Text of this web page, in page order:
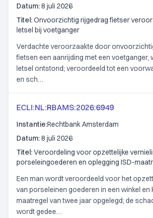
Datum:8 juli 2026
Titel:Onvoorzichtig rijgedrag fietser
letsel bij voetganger
Verdachte veroorzaakte door
fietsen een aanrijding met een voetganger,
letsel ontstond; veroordeeld tot een
en sch…
ECLI:NL:RBAMS:2026:6949
Instantie:Rechtbank Amsterdam
Datum:8 juli 2026
Titel:Veroordeling voor opzettelijke
porseleingoederen en oplegging ISD-
Een man wordt veroordeeld voor het
van porseleinen goederen in een winkel en
maatregel van twee jaar opgelegd; de
wordt gedee…